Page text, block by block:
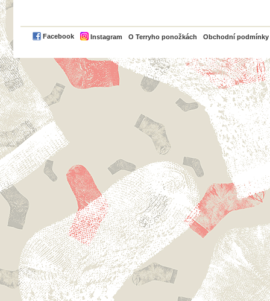
Facebook Instagram O Terryho ponožkách Obchodní podmínky
PayPal